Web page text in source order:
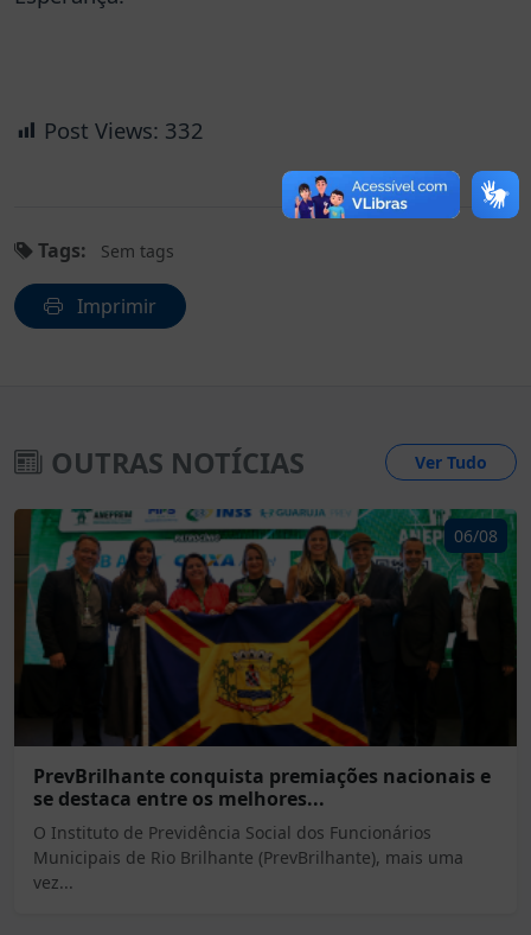
Post Views: 332
Tags: Sem tags
Imprimir
OUTRAS NOTÍCIAS Ver Tudo
06/08
PrevBrilhante conquista premiações nacionais e
se destaca entre os melhores...
O Instituto de Previdência Social dos Funcionários
Municipais de Rio Brilhante (PrevBrilhante), mais uma
vez...